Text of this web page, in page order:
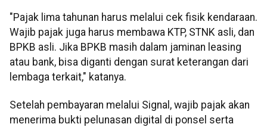
"Pajak lima tahunan harus melalui cek fisik kendaraan.
Wajib pajak juga harus membawa KTP, STNK asli, dan
BPKB asli. Jika BPKB masih dalam jaminan leasing
atau bank, bisa diganti dengan surat keterangan dari
lembaga terkait," katanya.
Setelah pembayaran melalui Signal, wajib pajak akan
menerima bukti pelunasan digital di ponsel serta